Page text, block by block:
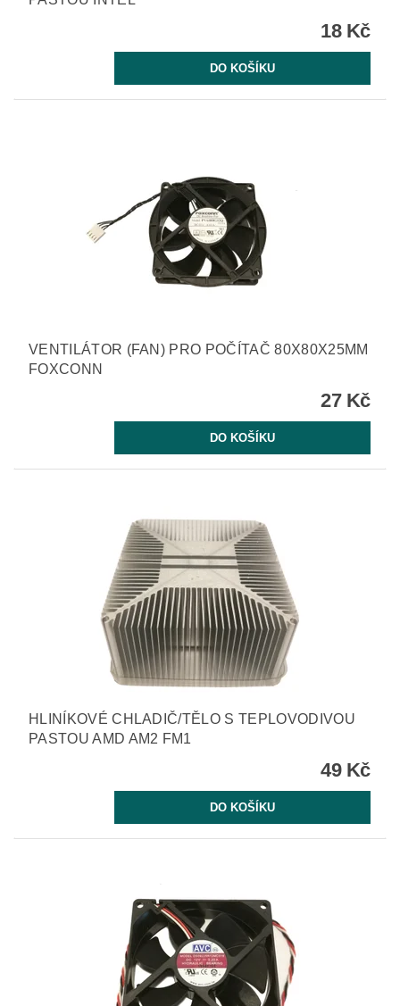
18 Kč
VENTILÁTOR (FAN) PRO POČÍTAČ 80X80X25MM
FOXCONN
27 Kč
HLINÍKOVÉ CHLADIČ/TĚLO S TEPLOVODIVOU
PASTOU AMD AM2 FM1
49 Kč